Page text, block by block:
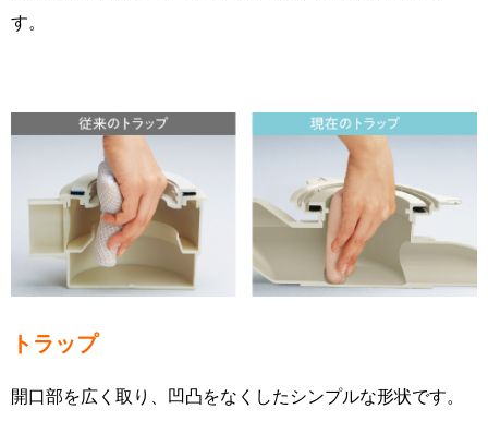
す。
トラップ
開口部を広く取り、凹凸をなくしたシンプルな形状です。